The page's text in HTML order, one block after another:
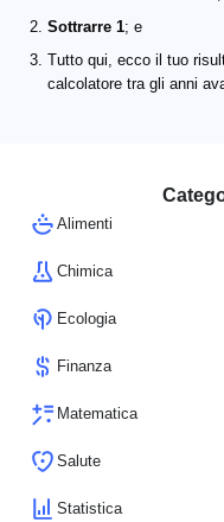
Sottrarre 1; e
Tutto qui, ecco il tuo
calcolatore tra gli anni
Alimenti
Chimica
Ecologia
Finanza
Matematica
Salute
Statistica